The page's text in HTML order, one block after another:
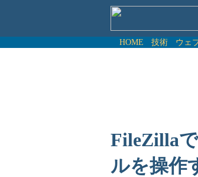
HOME 技術 ウェ
FileZilla
ルを操作